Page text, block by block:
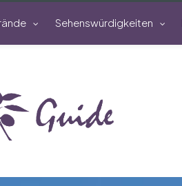
Sehenswürdigkeiten